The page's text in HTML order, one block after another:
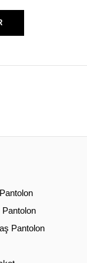
Pantolon
Pantolon